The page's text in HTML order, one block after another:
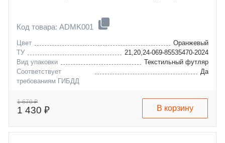
Код товара: ADMK001
Цвет
Оранжевый
ТУ
21,20,24-069-85535470-2024
Вид упаковки
Текстильный футляр
Соответствует
требованиям ГИБДД
Да
1 670 ₽
1 430 ₽ В корзину